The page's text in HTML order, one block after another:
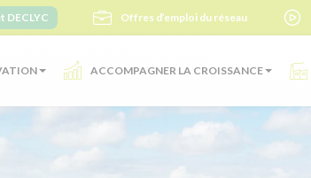
DECLYC Offres d’emploi du réseau
ACCOMPAGNER LA CROISSANCE